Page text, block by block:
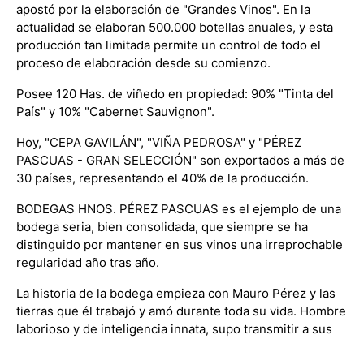
apostó por la elaboración de "Grandes Vinos". En la
actualidad se elaboran 500.000 botellas anuales, y esta
producción tan limitada permite un control de todo el
proceso de elaboración desde su comienzo.
Posee 120 Has. de viñedo en propiedad: 90% "Tinta del
País" y 10% "Cabernet Sauvignon".
Hoy, "CEPA GAVILÁN", "VIÑA PEDROSA" y "PÉREZ
PASCUAS - GRAN SELECCIÓN" son exportados a más de
30 países, representando el 40% de la producción.
BODEGAS HNOS. PÉREZ PASCUAS es el ejemplo de una
bodega seria, bien consolidada, que siempre se ha
distinguido por mantener en sus vinos una irreprochable
regularidad año tras año.
La historia de la bodega empieza con Mauro Pérez y las
tierras que él trabajó y amó durante toda su vida. Hombre
laborioso y de inteligencia innata, supo transmitir a sus